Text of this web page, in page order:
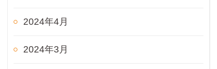
2024年4月
2024年3月